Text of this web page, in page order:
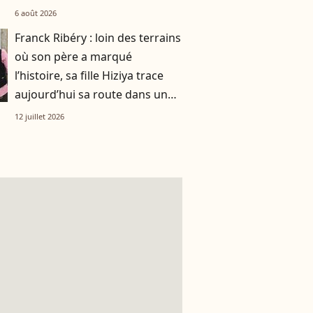
pensait les avoir sauvés
6 août 2026
Franck Ribéry : loin des terrains
où son père a marqué
l’histoire, sa fille Hiziya trace
aujourd’hui sa route dans un
tout autre univers
12 juillet 2026